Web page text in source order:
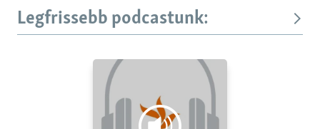
Legfrissebb podcastunk: